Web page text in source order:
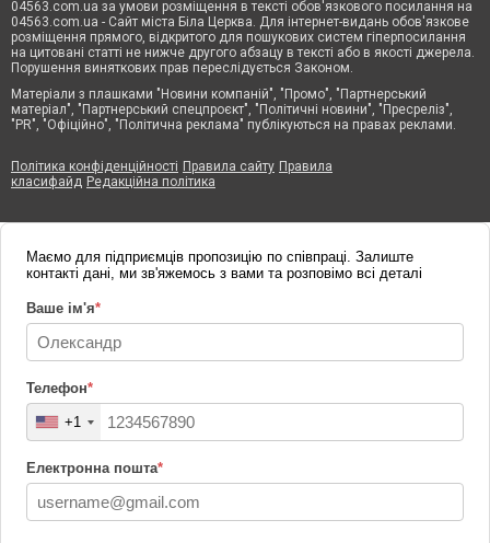
04563.com.ua за умови розміщення в тексті обов'язкового посилання на
04563.com.ua - Сайт міста Біла Церква. Для інтернет-видань обов'язкове
розміщення прямого, відкритого для пошукових систем гіперпосилання
на цитовані статті не нижче другого абзацу в тексті або в якості джерела.
Порушення виняткових прав переслідується Законом.
Матеріали з плашками "Новини компаній", "Промо", "Партнерський
матеріал", "Партнерський спецпроєкт", "Політичні новини", "Пресреліз",
"PR", "Офіційно", "Політична реклама" публікуються на правах реклами.
Політика конфіденційності Правила сайту Правила
класифайд Редакційна політика
Маємо для підприємців пропозицію по співпраці. Залиште
контакті дані, ми зв'яжемось з вами та розповімо всі деталі
Ваше ім'я*
Телефон*
+1
Електронна пошта*